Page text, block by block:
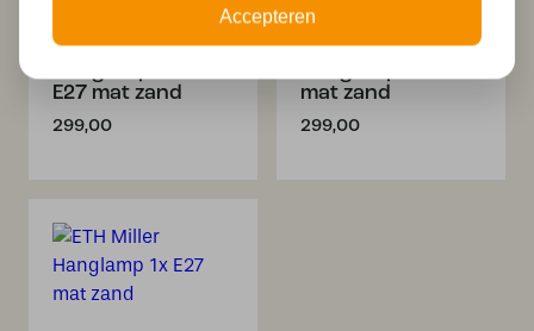
ETH Miller
E27 mat zand
299,00
ETH Miller
mat zand
299,00
Accepteren